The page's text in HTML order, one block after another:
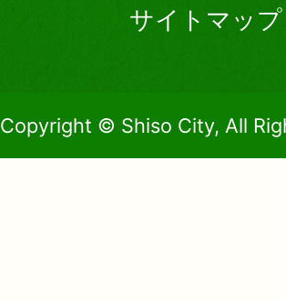
サイトマップ
Copyright © Shiso City, All